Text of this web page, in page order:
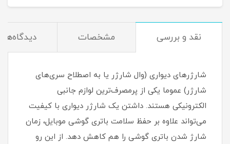
نقد و بررسی مشخصات دیدگاه‌ها
شارژرهای دیواری (وال شارژر یا به اصطلاح سری‌های
شارژر) عموما یکی از پرمصرف‌ترین لوازم جانبی
الکترونیکی هستند. داشتن یک شارژر دیواری با کیفیت
می‌تواند علاوه بر حفظ سلامت باتری گوشی موبایل، زمان
شارژ شدن باتری گوشی را هم کاهش دهد. از این رو